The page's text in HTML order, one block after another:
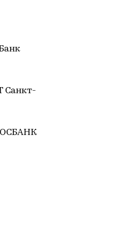
Санкт-